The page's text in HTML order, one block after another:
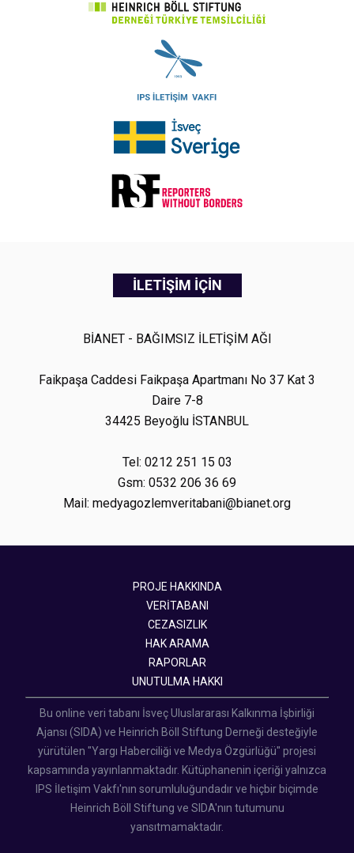
İLETİŞİM İÇİN
BİANET - BAĞIMSIZ İLETİŞİM AĞI
Faikpaşa Caddesi Faikpaşa Apartmanı No 37 Kat 3
Daire 7-8
34425 Beyoğlu İSTANBUL
Tel: 0212 251 15 03
Gsm: 0532 206 36 69
Mail: medyagozlemveritabani@bianet.org
PROJE HAKKINDA
VERİTABANI
CEZASIZLIK
HAK ARAMA
RAPORLAR
UNUTULMA HAKKI
Bu online veri tabanı İsveç Uluslararası Kalkınma İşbirliği
Ajansı (SIDA) ve Heinrich Böll Stiftung Derneği desteğiyle
yürütülen "Yargı Haberciliği ve Medya Özgürlüğü" projesi
kapsamında yayınlanmaktadır. Kütüphanenin içeriği yalnızca
IPS İletişim Vakfı'nın sorumluluğundadır ve hiçbir biçimde
Heinrich Böll Stiftung ve SIDA'nın tutumunu
yansıtmamaktadır.